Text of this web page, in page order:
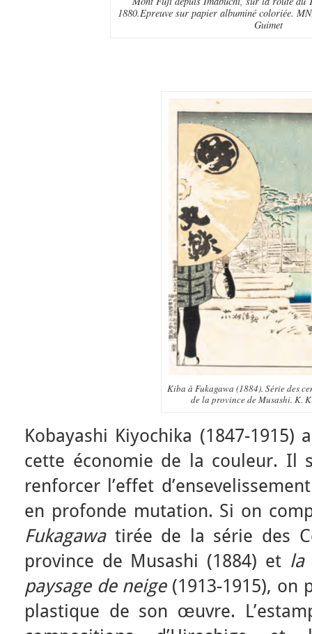
1880.Epreuve sur papier albuminé coloriée.
Guimet
Kiba à Fukagawa (1884). Série des
de la province de Musashi. K.
Kobayashi Kiyochika (1847-1915)
cette économie de la couleur. Il
renforcer l’effet
en profonde mutation. Si on
Fukagawatirée de la série des
province de Musashi (1884) et la
paysage de neige (1913-1915), on
plastique de son œuvre.